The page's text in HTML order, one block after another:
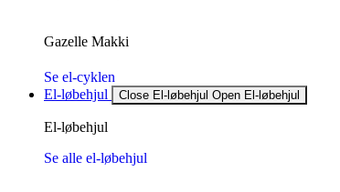
Gazelle Makki
Se el-cyklen
El-løbehjul
Close El-løbehjul Open El-løbehjul
El-løbehjul
Se alle el-løbehjul